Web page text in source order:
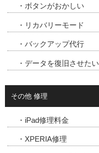
・ボタンがおかしい
・リカバリーモード
・バックアップ代行
・データを復旧させたい
その他 修理
・iPad修理料金
・XPERIA修理